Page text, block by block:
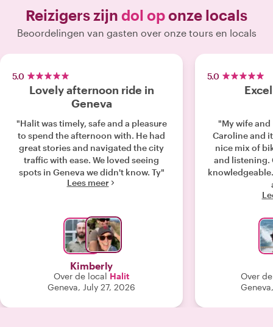
Reizigers zijn dol oponze locals
Beoordelingen van gasten over onze tours en locals
5.0
Lovely afternoon ride in
Geneva
"Halit was timely, safe and a pleasure
to spend the afternoon with. He had
great stories and navigated the city
traffic with ease. We loved seeing
spots in Geneva we didn't know. Ty"
Lees meer
Kimberly
Over de local Halit
Geneva, July 27, 2026
5.0
"My wife
Caroline and
nice mix of
and listening. Caroline is extremely
knowledgeable. We’d certainly use
Over